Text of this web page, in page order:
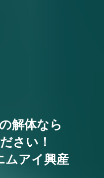
解体なら
さい！
ムアイ興産